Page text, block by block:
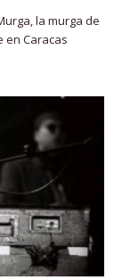
la murga de
en Caracas